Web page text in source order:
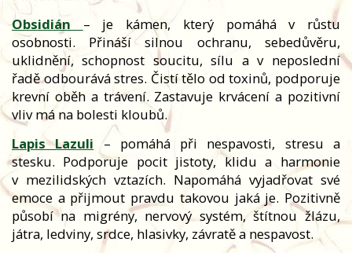
Obsidián – je kámen, který pomáhá v růstu
osobnosti. Přináší silnou ochranu, sebedůvěru,
uklidnění, schopnost soucitu, sílu a v neposlední
řadě odbourává stres. Čistí tělo od toxinů, podporuje
krevní oběh a trávení. Zastavuje krvácení a pozitivní
vliv má na bolesti kloubů.
Lapis Lazuli – pomáhá při nespavosti, stresu a
stesku. Podporuje pocit jistoty, klidu a harmonie
v mezilidských vztazích. Napomáhá vyjadřovat své
emoce a přijmout pravdu takovou jaká je. Pozitivně
působí na migrény, nervový systém, štítnou žlázu,
játra, ledviny, srdce, hlasivky, závratě a nespavost.